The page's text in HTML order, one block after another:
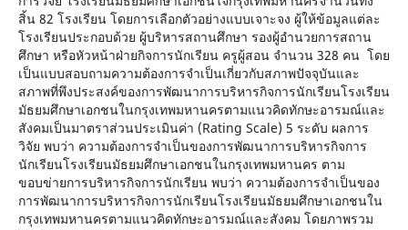
สิ้น 82 โรงเรียน โดยการเลือกตัวอย่างแบบเจาะจง ผู้ให้ข้อมูลแต่ละ
โรงเรียนประกอบด้วย ผู้บริหารสถานศึกษา รองผู้อำนวยการสถาน
ศึกษา หรือหัวหน้าฝ่ายกิจการนักเรียน ครูผู้สอน จำนวน 328 คน โดย
เป็นแบบสอบถามความต้องการจำเป็นเกี่ยวกับสภาพปัจจุบันและ
สภาพที่พึงประสงค์ของการพัฒนาการบริหารกิจการนักเรียนโรงเรียน
มัธยมศึกษาเอกชนในกรุงเทพมหานครตามแนวคิดทักษะอารมณ์และ
สังคมเป็นมาตราส่วนประเมินค่า (Rating Scale) 5 ระดับ ผลการ
วิจัย พบว่า ความต้องการจำเป็นของการพัฒนาการบริหารกิจการ
นักเรียนโรงเรียนมัธยมศึกษาเอกชนในกรุงเทพมหานคร ตาม
ขอบข่ายการบริหารกิจการนักเรียน พบว่า ความต้องการจำเป็นของ
การพัฒนาการบริหารกิจการนักเรียนโรงเรียนมัธยมศึกษาเอกชนใน
กรุงเทพมหานครตามแนวคิดทักษะอารมณ์และสังคม โดยภาพรวม